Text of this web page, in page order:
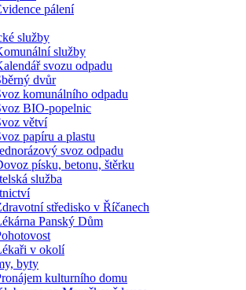
pálení
služby
služby
svozu odpadu
dvůr
komunálního odpadu
BIO-popelnic
větví
papíru a plastu
svoz odpadu
písku, betonu, štěrku
služba
středisko v Říčanech
Panský Dům
v okolí
byty
kulturního domu